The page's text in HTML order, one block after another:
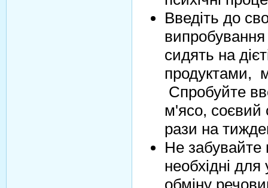
Введіть до
сидять на
продуктами,
Спробуйте
м'ясо, соєвий
рази на
Не забувайте
необхідні
обміну